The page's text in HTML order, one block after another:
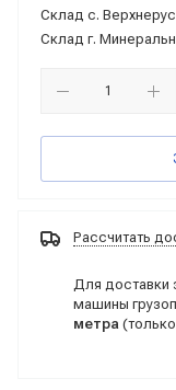
Склад с.
Склад г.
Рассчитать
Для доставки
машины
метра